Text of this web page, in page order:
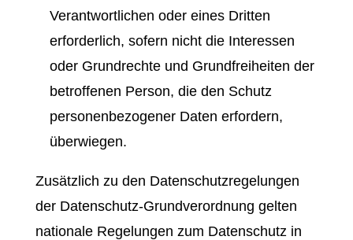
Verantwortlichen oder eines Dritten
erforderlich, sofern nicht die Interessen
oder Grundrechte und Grundfreiheiten der
betroffenen Person, die den Schutz
personenbezogener Daten erfordern,
überwiegen.
Zusätzlich zu den Datenschutzregelungen
der Datenschutz-Grundverordnung gelten
nationale Regelungen zum Datenschutz in